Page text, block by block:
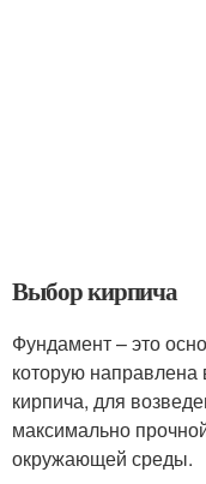
Выбор кирпича
Фундамент – это
которую направлена
кирпича, для
максимально
окружающей среды.